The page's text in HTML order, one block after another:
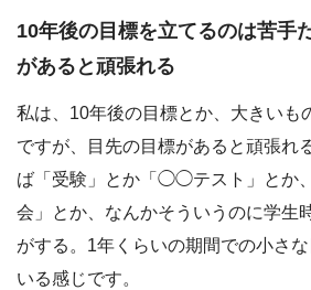
10年後の目標を立てるのは苦手
があると頑張れる
私は、10年後の目標とか、大きいも
ですが、目先の目標があると頑張れ
ば「受験」とか「◯◯テスト」とか
会」とか、なんかそういうのに学生
がする。1年くらいの期間での小さ
いる感じです。